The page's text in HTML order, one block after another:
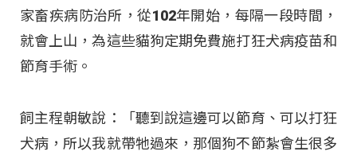
家畜疾病防治所，從102年開始，每隔一段時間，
就會上山，為這些貓狗定期免費施打狂犬病疫苗和
節育手術。
飼主程朝敏說：「聽到說這邊可以節育、可以打狂
犬病，所以我就帶牠過來，那個狗不節紮會生很多